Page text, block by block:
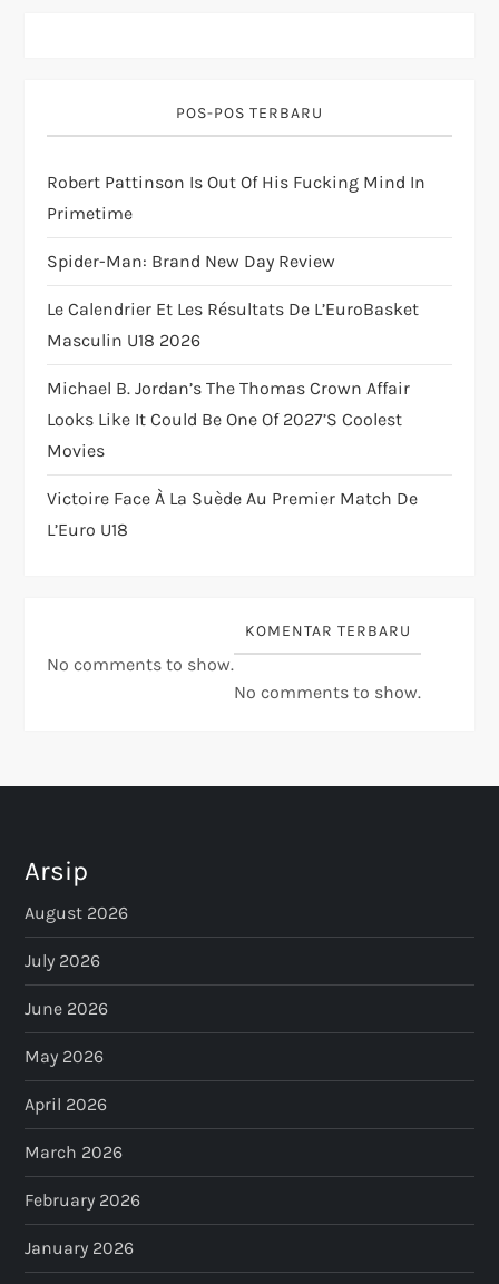
t
i
o
n
POS-POS TERBARU
Robert Pattinson Is Out Of His Fucking Mind In
Primetime
Spider-Man: Brand New Day Review
Le Calendrier Et Les Résultats De L’EuroBasket
Masculin U18 2026
Michael B. Jordan’s The Thomas Crown Affair
Looks Like It Could Be One Of 2027’s Coolest
Movies
Victoire Face À La Suède Au Premier Match De
L’Euro U18
No comments to show.
KOMENTAR TERBARU
No comments to show.
Arsip
August 2026
July 2026
June 2026
May 2026
April 2026
March 2026
February 2026
January 2026